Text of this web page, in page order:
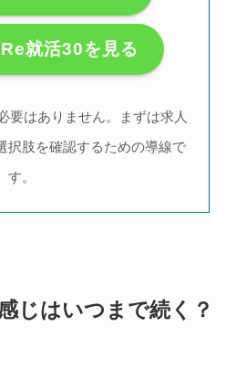
就活30を見る
要はありません。まずは求人
択肢を確認するための導線で
す。
じはいつまで続く？